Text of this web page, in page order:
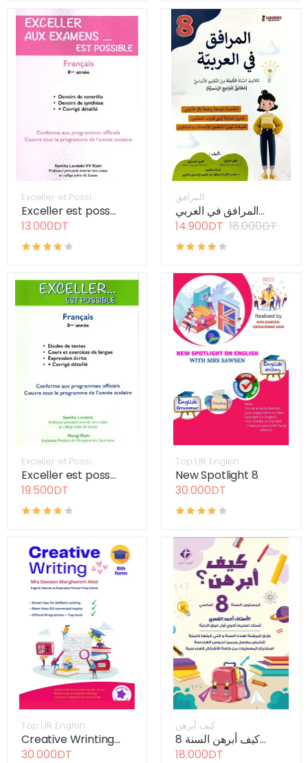
Exceller et Possi...
Exceller est poss...
13.000DT
المرافق
المرافق في العربي...
14.900DT 18.000DT
Exceller et Possi...
Exceller est poss...
19.500DT
Top UR English
New Spotlight 8
30.000DT
Top UR English
Creative Wrinting...
30.000DT
كيف أبرهن
كيف أبرهن السنة 8...
18.000DT